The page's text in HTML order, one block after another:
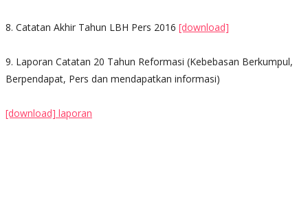
8. Catatan Akhir Tahun LBH Pers 2016 [download]
9. Laporan Catatan 20 Tahun Reformasi (Kebebasan Berkumpul,
Berpendapat, Pers dan mendapatkan informasi)
[download] laporan